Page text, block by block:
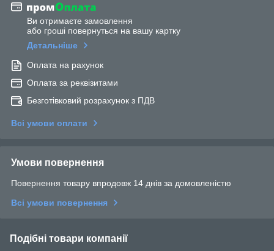
Ви отримаєте замовлення
або гроші повернуться на вашу картку
Детальніше
Оплата на рахунок
Оплата за реквізитами
Безготівковий розрахунок з ПДВ
Всі умови оплати
Умови повернення
Повернення товару впродовж 14 днів за домовленістю
Всі умови повернення
Подібні товари компанії